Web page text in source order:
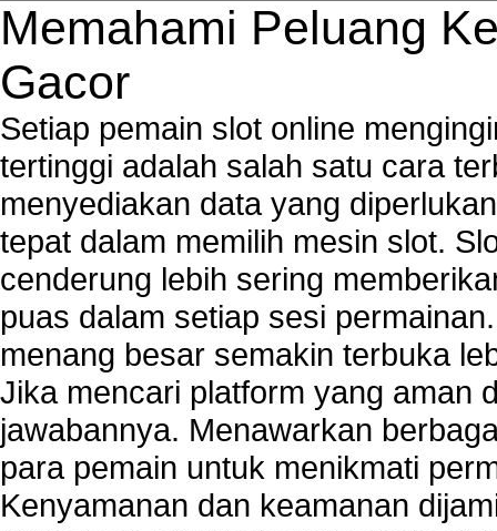
Memahami Peluang
Gacor
Setiap pemain slot online
tertinggi adalah salah satu cara
menyediakan data yang
tepat dalam memilih mesin slot.
cenderung lebih sering
puas dalam setiap sesi
menang besar semakin terbuka
Jika mencari platform yang aman
jawabannya. Menawarkan
para pemain untuk menikmati
Kenyamanan dan keamanan